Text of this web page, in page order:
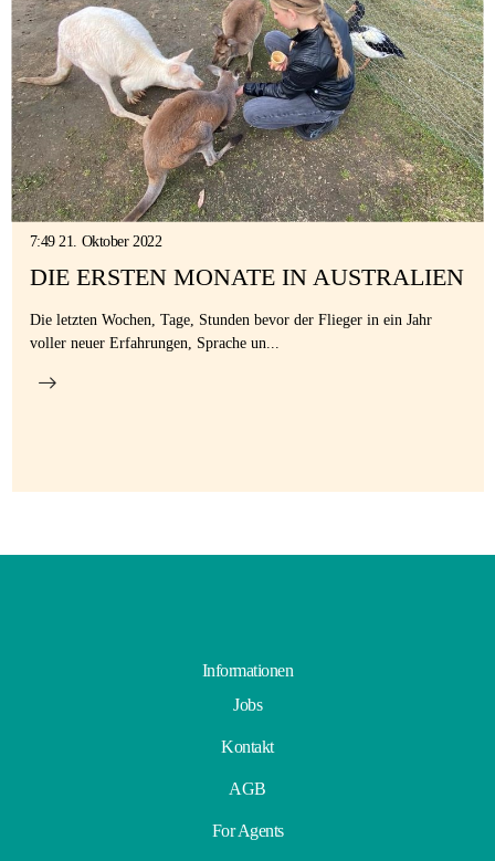
7:49 21. Oktober 2022
DIE ERSTEN MONATE IN AUSTRALIEN
Die letzten Wochen, Tage, Stunden bevor der Flieger in ein Jahr
voller neuer Erfahrungen, Sprache un...
Informationen
Jobs
Kontakt
AGB
For Agents